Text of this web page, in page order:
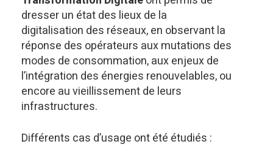
dresser un état des lieux de la
digitalisation des réseaux, en observant la
réponse des opérateurs aux mutations des
modes de consommation, aux enjeux de
l’intégration des énergies renouvelables, ou
encore au vieillissement de leurs
infrastructures.
Différents cas d’usage ont été étudiés :